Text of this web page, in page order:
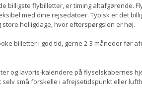
billigste flybilletter, er timing altafgørende.
med dine rejsedatoer. Typisk er det
helligdage, hvor efterspørgslen er høj.
billetter i god tid, gerne 2-3 måneder før
og lavpris-kalendere på flyselskabernes
selv små forskelle i afrejsetidspunkt eller